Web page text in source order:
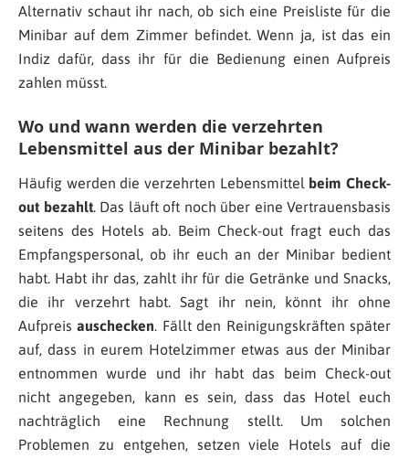
Alternativ schaut ihr nach, ob sich eine Preisliste für die
Minibar auf dem Zimmer befindet. Wenn ja, ist das ein
Indiz dafür, dass ihr für die Bedienung einen Aufpreis
zahlen müsst.
Wo und wann werden die verzehrten
Lebensmittel aus der Minibar bezahlt?
Häufig werden die verzehrten Lebensmittel beim Check-
out bezahlt. Das läuft oft noch über eine Vertrauensbasis
seitens des Hotels ab. Beim Check-out fragt euch das
Empfangspersonal, ob ihr euch an der Minibar bedient
habt. Habt ihr das, zahlt ihr für die Getränke und Snacks,
die ihr verzehrt habt. Sagt ihr nein, könnt ihr ohne
Aufpreisauschecken. Fällt den Reinigungskräften später
auf, dass in eurem Hotelzimmer etwas aus der Minibar
entnommen wurde und ihr habt das beim Check-out
nicht angegeben, kann es sein, dass das Hotel euch
nachträglich eine Rechnung stellt. Um solchen
Problemen zu entgehen, setzen viele Hotels auf die